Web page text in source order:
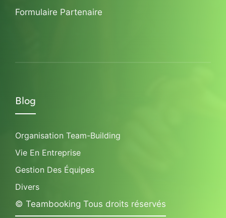
Formulaire Partenaire
Blog
Organisation Team-Building
Vie En Entreprise
Gestion Des Équipes
Divers
© Teambooking Tous droits réservés